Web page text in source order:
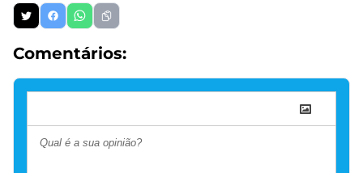
Comentários: